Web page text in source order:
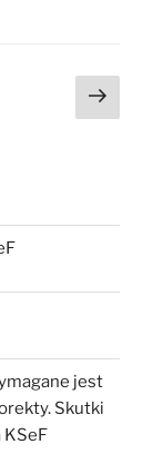
jest
Skutki
KSeF